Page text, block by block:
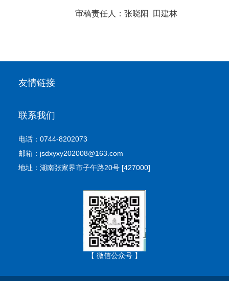
审稿责任人：张晓阳 田建林
友情链接
联系我们
电话：0744-8202073
邮箱：jsdxyxy202008@163.com
地址：湖南张家界市子午路20号 [427000]
【 微信公众号 】